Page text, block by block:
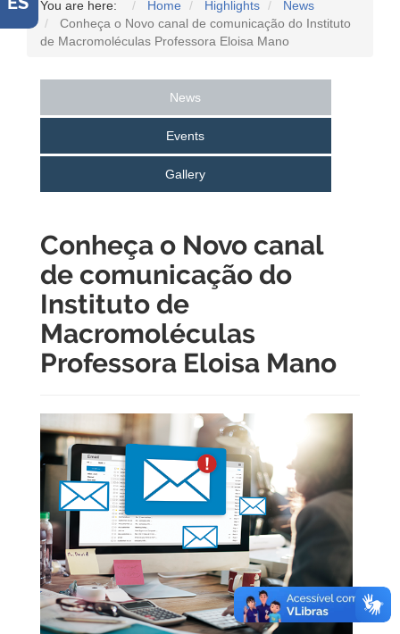
You are here: Home Highlights
News
Conheça o Novo canal de comunicação do Instituto
de Macromoléculas Professora Eloisa Mano
News
Events
Gallery
Conheça o Novo canal
de comunicação do
Instituto de
Macromoléculas
Professora Eloisa Mano